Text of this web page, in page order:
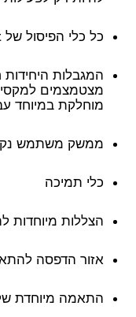
כל כלי הפיסול של 3DCoat ועיבוד 3DCoat בפנים
המגבלות היחידות
מוחלקת במיוחד
ממשק משתמש נקי
כלי תמיכה
הצללות
אזור הדפסה
התאמה מיוחדת